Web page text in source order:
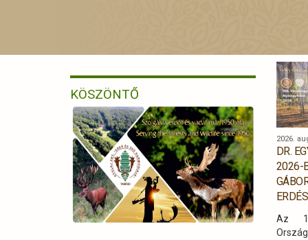
2026.
DR.
2026-
Az
KÖSZÖNTŐ